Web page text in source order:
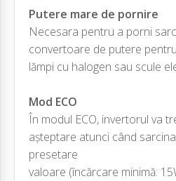
Putere mare de pornire
Necesara pentru a porni
convertoare de putere
lămpi cu halogen sau scule
Mod ECO
În modul ECO, invertorul va
așteptare atunci când
presetare
valoare (încărcare minimă: